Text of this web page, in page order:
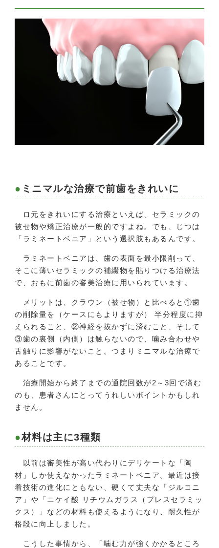
ミニマルな治療で前歯をきれいに
ロ元をきれいにする治療といえば、セラミックの
被せ物や矯正治療が一般的ですよね。でも、じつは
「ラミネートベニア」という選択肢もあるんです。
ラミネートベニアは、歯の表面を最小限削って、
そこに薄いセラミックの補綴物を貼りつける治療法
で、おもに前歯の審美治療に用いられています。
メリットは、クラウン（被せ物）と比べると①歯
の削除量を（ケースにもよりますが） 半分程度に抑
えられること、②神経を抜かずに済むこと、そして
③歯の裏側（内側）は触らないので、噛み合わせや
舌触りに影響がないこと。つまりミニマルな治療で
あることです。
治療開始から終了までの通院回数が2～3回で済む
のも、患者さんにとってうれしいポイントかもしれ
ません。
材料は主に3種類
以前は審美性が高い代わりにデリケートな「陶
材」しか使えなかったラミネートベニア。最近は接
着技術の進化にともない、硬くて丈夫な「ジルコニ
ア」や「ニケイ酸 リチウムガラス（プレスセラミッ
クス）」などの材料も使えるようになり、耐久性が
格段に向上しました。
こうした事情から、「噛む力が強くかかるところ